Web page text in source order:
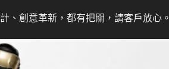
、創意革新，都有把關，請客戶放心。